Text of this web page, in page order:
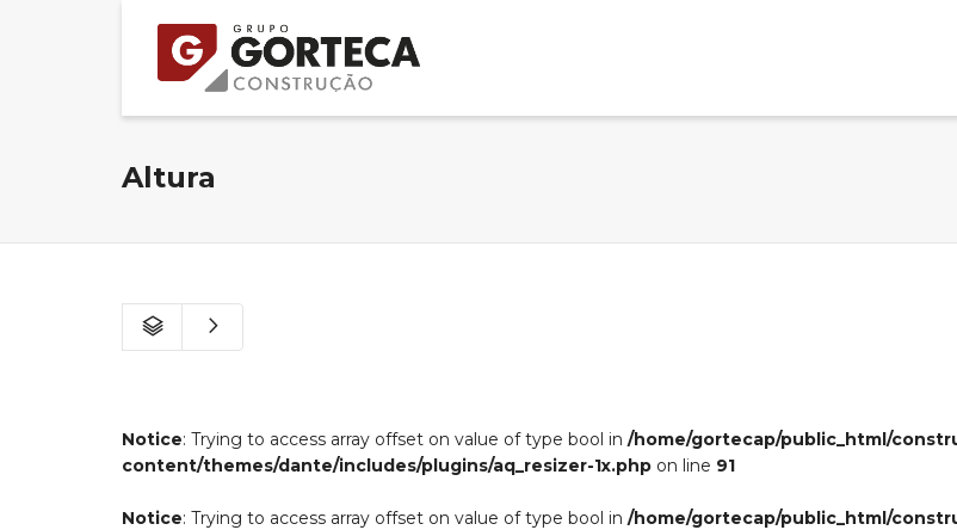
Altura
Notice: Trying to access array offset on value of type bool in /home/gortecap/public_html/
content/themes/dante/includes/plugins/aq_resizer-1x.php on line 91
Notice: Trying to access array offset on value of type bool in /home/gortecap/public_html/